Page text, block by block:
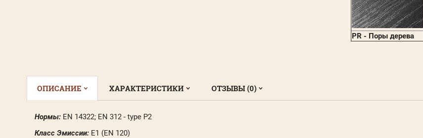
PR - Поры дерева
ОПИСАНИЕ ХАРАКТЕРИСТИКИ ОТЗЫВЫ (0)
Нормы: EN 14322; EN 312 - type P2
Класс Эмиссии: E1 (EN 120)